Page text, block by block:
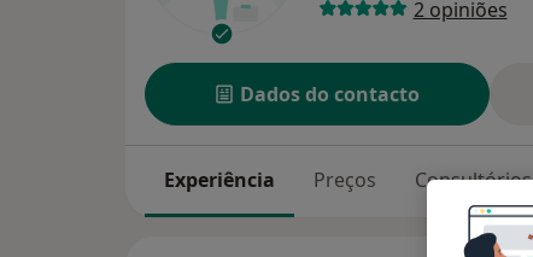
2 opiniões
Dados do contacto
Experiência Preços Consultórios